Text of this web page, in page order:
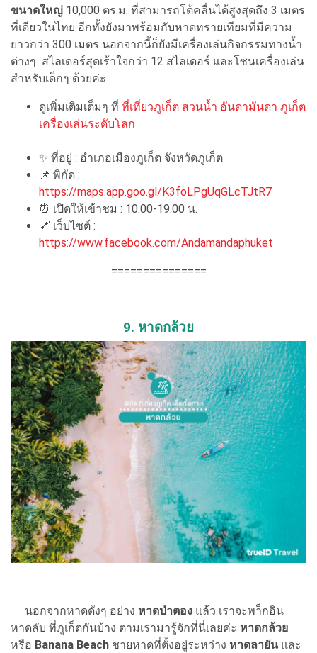
ขนาดใหญ่ 10,000 ตร.ม. ที่สามารถโต้คลื่นได้สูงสุดถึง 3 เมตร
ที่เดียวในไทย อีกทั้งยังมาพร้อมกับหาดทรายเทียมที่มีความ
ยาวกว่า 300 เมตร นอกจากนี้ก็ยังมีเครื่องเล่นกิจกรรมทางน้ำ
ต่างๆ สไลเดอร์สุดเร้าใจกว่า 12 สไลเดอร์ และโซนเครื่องเล่น
สำหรับเด็กๆ ด้วยค่ะ
ดูเพิ่มเติมเต็มๆ ที่ ที่เที่ยวภูเก็ต สวนน้ำ อันดามันดา ภูเก็ต
เครื่องเล่นระดับโลก
✨ ที่อยู่ : อำเภอเมืองภูเก็ต จังหวัดภูเก็ต
📌 พิกัด :
https://maps.app.goo.gl/K3foLPgUqGLcTJtR7
⏰ เปิดให้เข้าชม : 10.00-19.00 น.
🔗 เว็บไซต์ :
https://www.facebook.com/Andamandaphuket
===============
9. หาดกล้วย
นอกจากหาดดังๆ อย่าง หาดป่าตอง แล้ว เราจะพา็กอิน
หาดลับ ที่ภูเก็ตกันบ้าง ตามเรามารู้จักที่นี่เลยค่ะ หาดกล้วย
หรือ Banana Beach ชายหาดที่ตั้งอยู่ระหว่าง หาดลายัน และ